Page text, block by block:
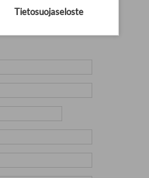
hakutekijöitä ja jätä
Tietosuojaseloste